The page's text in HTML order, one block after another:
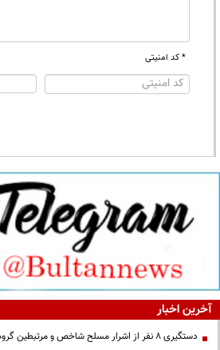
* کد امنیتی
آخرین اخبار
دستگیری ۸ نفر از اشرار مسلح شاخص و مرتبطین گروهک‌های تروریستی